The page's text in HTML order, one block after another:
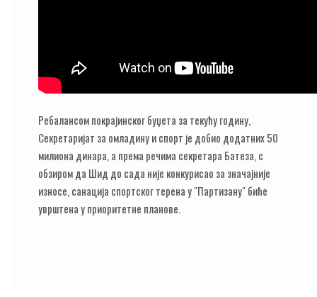
Ребалансом покрајинског буџета за текућу годину,
Секретаријат за омладину и спорт је добио додатних 50
милиона динара, а према речима секретара Батеза, с
обзиром да Шид до сада није конкурисао за значајније
износе, санација спортског терена у "Партизану" биће
уврштена у приоритетне планове.